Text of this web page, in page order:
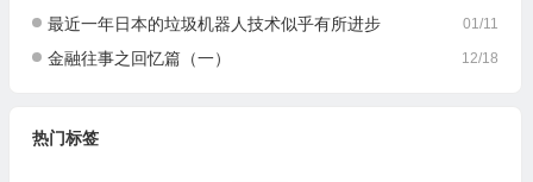
01/11
最近一年日本的垃圾机器人技术似乎有所进步
12/18
金融往事之回忆篇（一）
热门标签